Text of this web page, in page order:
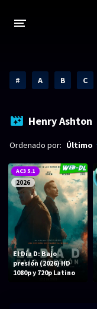
1080p
2160p REMUX 4K
720p
h265 HEVC
Bluray Completos
GÉNEROS
Acción
# A B C
Henry Ashton
Ordenado por: Último
AC3 5.1
2026
El Día D: Bajo
presión (2026) HD
1080p y 720p Latino